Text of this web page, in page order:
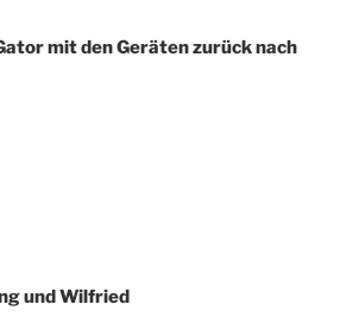
mit den Geräten zurück nach
und Wilfried